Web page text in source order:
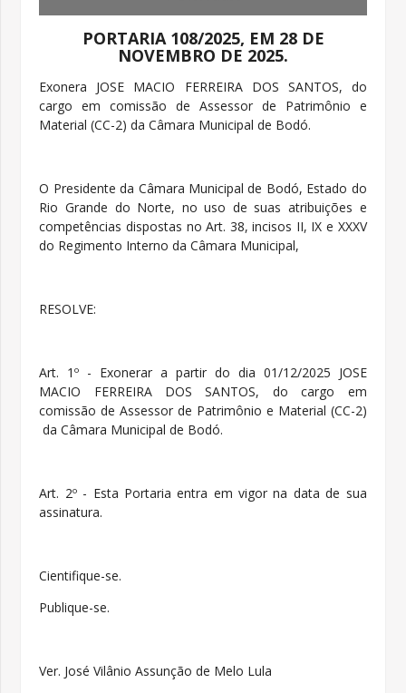
PORTARIA 108/2025, EM 28 DE
NOVEMBRO DE 2025.
Exonera JOSE MACIO FERREIRA DOS SANTOS, do
cargo em comissão de Assessor de Patrimônio e
Material (CC-2) da Câmara Municipal de Bodó.
O Presidente da Câmara Municipal de Bodó, Estado do
Rio Grande do Norte, no uso de suas atribuições e
competências dispostas no Art. 38, incisos II, IX e XXXV
do Regimento Interno da Câmara Municipal,
RESOLVE:
Art. 1º - Exonerar a partir do dia 01/12/2025 JOSE
MACIO FERREIRA DOS SANTOS, do cargo em
comissão de Assessor de Patrimônio e Material (CC-2)
da Câmara Municipal de Bodó.
Art. 2º - Esta Portaria entra em vigor na data de sua
assinatura.
Cientifique-se.
Publique-se.
Ver. José Vilânio Assunção de Melo Lula